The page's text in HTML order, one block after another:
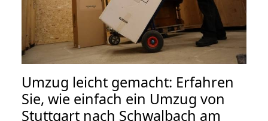
Umzug leicht gemacht: Erfahren
Sie, wie einfach ein Umzug von
Stuttgart nach Schwalbach am